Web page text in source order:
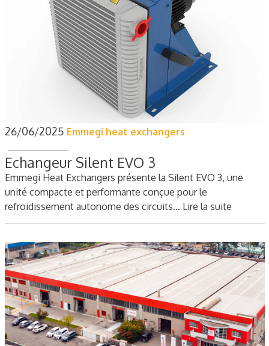
26/06/2025 Emmegi heat exchangers
Echangeur Silent EVO 3
Emmegi Heat Exchangers présente la Silent EVO 3, une
unité compacte et performante conçue pour le
refroidissement autonome des circuits… Lire la suite